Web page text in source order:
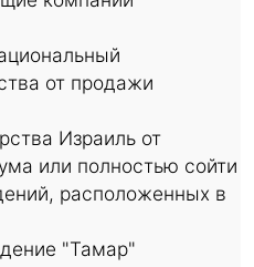
от продажи
Израиль от
или полностью сойти
расположенных в
"Тамар"